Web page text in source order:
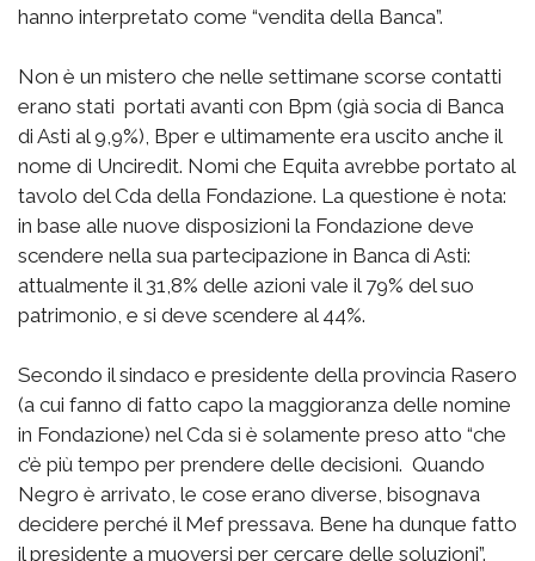
hanno interpretato come “vendita della Banca”.
Non è un mistero che nelle settimane scorse contatti
erano stati portati avanti con Bpm (già socia di Banca
di Asti al 9,9%), Bper e ultimamente era uscito anche il
nome di Unciredit. Nomi che Equita avrebbe portato al
tavolo del Cda della Fondazione. La questione è nota:
in base alle nuove disposizioni la Fondazione deve
scendere nella sua partecipazione in Banca di Asti:
attualmente il 31,8% delle azioni vale il 79% del suo
patrimonio, e si deve scendere al 44%.
Secondo il sindaco e presidente della provincia Rasero
(a cui fanno di fatto capo la maggioranza delle nomine
in Fondazione) nel Cda si è solamente preso atto “che
c’è più tempo per prendere delle decisioni. Quando
Negro è arrivato, le cose erano diverse, bisognava
decidere perché il Mef pressava. Bene ha dunque fatto
il presidente a muoversi per cercare delle soluzioni”.